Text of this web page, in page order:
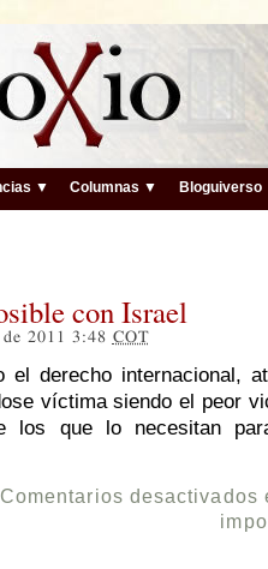
▼ Columnas ▼ Bloguiverso
con Israel
2011 3:48 COT
el derecho internacional,
víctima siendo el peor
los que lo necesitan
Comentarios desactivados